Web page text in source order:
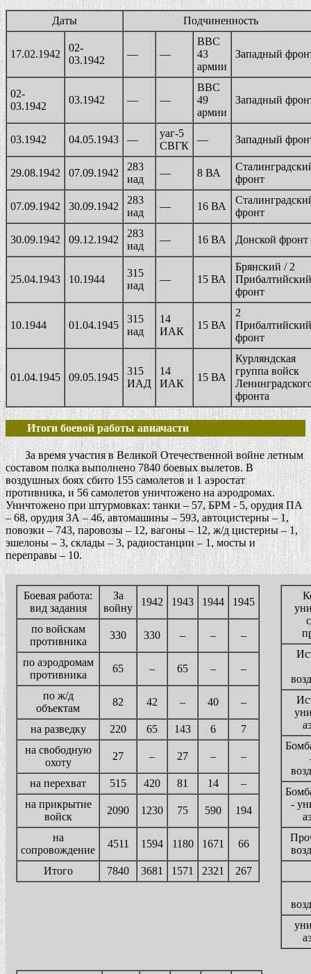
Даты Подчиненность
17.02.1942
02-
03.1942
— —
ВВС
43
армии
Западный
02-
03.1942
03.1942 — —
ВВС
49
армии
Западный
03.1942 04.05.1943 —
уаг-5
СВГК
— Западный
29.08.1942 07.09.1942
283
иад
— 8 ВА
фронт
07.09.1942 30.09.1942
283
иад
— 16 ВА
фронт
30.09.1942 09.12.1942
283
иад
— 16 ВА Донской фронт
25.04.1943 10.1944
315
иад
— 15 ВА
Брянский / 2
Прибалтийский
фронт
10.1944 01.04.1945
315
иад
14
ИАК
15 ВА
2
Прибалтийский
фронт
01.04.1945 09.05.1945
315
ИАД
14
ИАК
15 ВА
Курляндская
группа войск
фронта
Итоги боевой работы авиачасти
За время участия в Великой Отечественной войне летным
составом полка выполнено 7840 боевых вылетов. В
воздушных боях сбито 155 самолетов и 1 аэростат
противника, и 56 самолетов уничтожено на аэродромах.
Уничтожено при штурмовках: танки – 57, БРМ - 5, орудия ПА
– 68, орудия ЗА – 46, автомашины – 593, автоцистерны – 1,
повозки – 743, паровозы – 12, вагоны – 12, ж/д цистерны – 1,
эшелоны – 3, склады – 3, радиостанции – 1, мосты и
переправы – 10.
Боевая работа:
вид задания
За
войну
1942 1943 1944 1945
по войскам
противника
330 330 – – –
по аэродромам
противника
65 – 65 – –
по ж/д
объектам
82 42 – 40 –
на разведку 220 65 143 6
7
на свободную
охоту
27 – 27 – –
на перехват 515 420 81 14
–
на прикрытие
войск
2090 1230 75 590 194
на
сопровождение
4511 1594 1180 1671 66
Итого 7840 3681 1571 2321 267
-